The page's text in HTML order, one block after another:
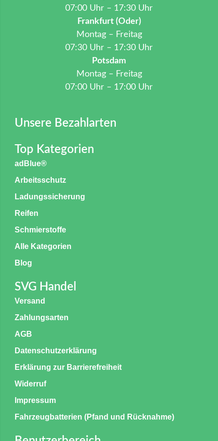
07:00 Uhr – 17:30 Uhr
Frankfurt (Oder)
Montag – Freitag
07:30 Uhr – 17:30 Uhr
Potsdam
Montag – Freitag
07:00 Uhr – 17:00 Uhr
Unsere Bezahlarten
Top Kategorien
adBlue®
Arbeitsschutz
Ladungssicherung
Reifen
Schmierstoffe
Alle Kategorien
Blog
SVG Handel
Versand
Zahlungsarten
AGB
Datenschutzerklärung
Erklärung zur Barrierefreiheit
Widerruf
Impressum
Fahrzeugbatterien (Pfand und Rücknahme)